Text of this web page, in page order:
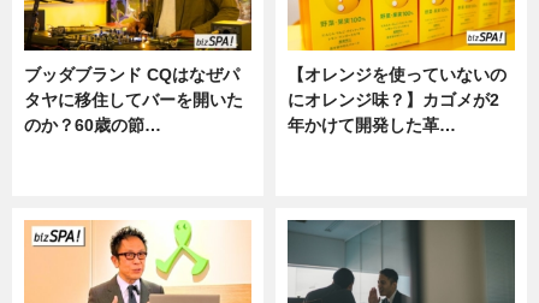
ブッダブランド CQはなぜパ
タヤに移住してバーを開いた
のか？60歳の節…
【オレンジを使っていないの
にオレンジ味？】カゴメが2
年かけて開発した革…